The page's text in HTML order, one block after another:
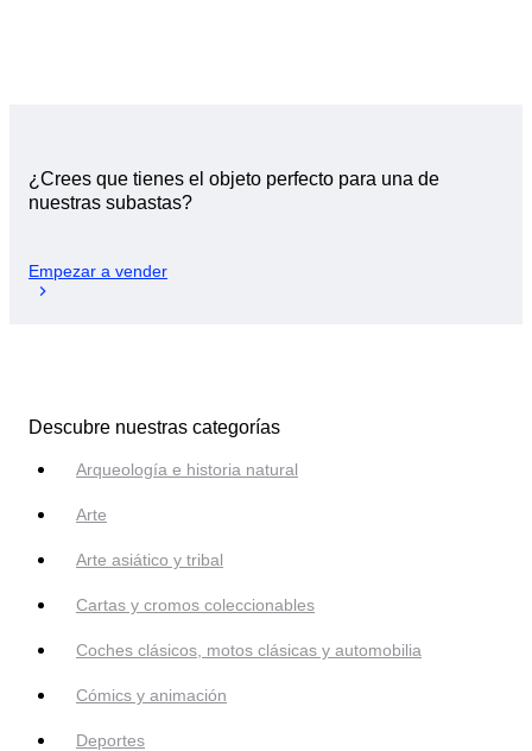
¿Crees que tienes el objeto perfecto para una de
nuestras subastas?
Empezar a vender
Descubre nuestras categorías
Arqueología e historia natural
Arte
Arte asiático y tribal
Cartas y cromos coleccionables
Coches clásicos, motos clásicas y automobilia
Cómics y animación
Deportes